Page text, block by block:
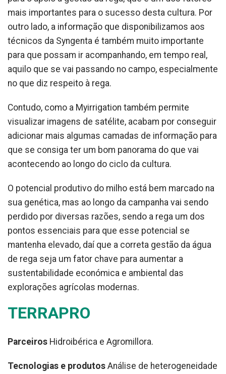
mais importantes para o sucesso desta cultura. Por
outro lado, a informação que disponibilizamos aos
técnicos da Syngenta é também muito importante
para que possam ir acompanhando, em tempo real,
aquilo que se vai passando no campo, especialmente
no que diz respeito à rega.
Contudo, como a Myirrigation também permite
visualizar imagens de satélite, acabam por conseguir
adicionar mais algumas camadas de informação para
que se consiga ter um bom panorama do que vai
acontecendo ao longo do ciclo da cultura.
O potencial produtivo do milho está bem marcado na
sua genética, mas ao longo da campanha vai sendo
perdido por diversas razões, sendo a rega um dos
pontos essenciais para que esse potencial se
mantenha elevado, daí que a correta gestão da água
de rega seja um fator chave para aumentar a
sustentabilidade económica e ambiental das
explorações agrícolas modernas.
TERRAPRO
Parceiros Hidroibérica e Agromillora.
Tecnologias e produtos Análise de heterogeneidade